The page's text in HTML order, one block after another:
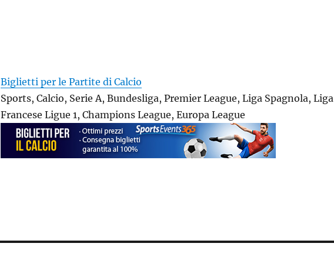
Biglietti per le Partite di Calcio
Sports, Calcio, Serie A, Bundesliga, Premier League, Liga Spagnola, Liga
Francese Ligue 1, Champions League, Europa League